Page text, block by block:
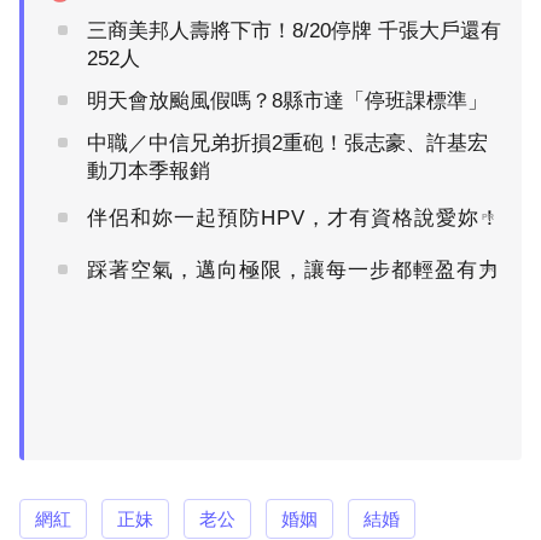
三商美邦人壽將下市！8/20停牌 千張大戶還有
252人
明天會放颱風假嗎？8縣市達「停班課標準」
中職／中信兄弟折損2重砲！張志豪、許基宏
動刀本季報銷
伴侶和妳一起預防HPV，才有資格說愛妳！
PR
踩著空氣，邁向極限，讓每一步都輕盈有力
PR
網紅 正妹 老公 婚姻 結婚